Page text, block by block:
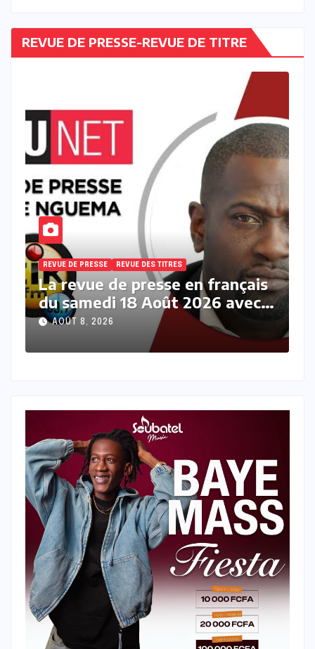
REVUE DE PRESSE-REVUE DE TITRE
REVUE DE PRESSE REVUE DES TITRES
La revue des titres en français
du samedi 08 Août 2026 avec
Fabrice Nguema
AOÛT 8, 2026